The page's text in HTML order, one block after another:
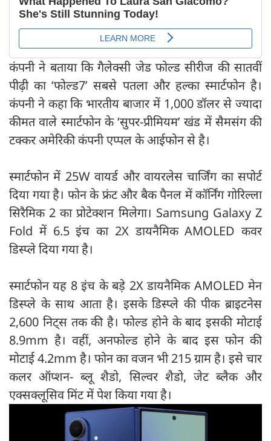
कंपनी ने बताया कि गैलेक्सी जेड फोल्ड सीरीज की सातवीं
पीढ़ी का ‘फोल्ड7’ सबसे पतला और हल्का स्मार्टफोन है।
कंपनी ने कहा कि भारतीय बाजार में 1,000 डॉलर से ज्यादा
कीमत वाले स्मार्टफोन के ‘सुपर-प्रीमियम’ खंड में सैमसंग की
टक्कर अमेरिकी कंपनी एप्पल के आईफोन से है।
स्मार्टफोन में 25W वायर्ड और वायरलेस चार्जिंग का सपोर्ट
दिया गया है। फोन के फ्रंट और बैक पैनल में कॉर्निंग गोरिल्ला
सिरैमिक 2 का प्रोटेक्शन मिलेगा। Samsung Galaxy Z
Fold में 6.5 इंच का 2X डायनैमिक AMOLED कवर
डिस्प्ले दिया गया है।
स्मार्टफोन यह 8 इंच के बड़े 2X डायनैमिक AMOLED मेन
डिस्प्ले के साथ आता है। इसके डिस्प्ले की पीक ब्राइटनेस
2,600 निट्स तक की है। फोल्ड होने के बाद इसकी मोटाई
8.9mm है। वहीं, अनफोल्ड होने के बाद इस फोन की
मोटाई 4.2mm है। फोन का वजन भी 215 ग्राम है। इसे चार
कलर ऑप्शन- ब्लू शैडो, सिल्वर शैडो, जेट ब्लैक और
एक्सक्लूसिव मिंट में पेश किया गया है।